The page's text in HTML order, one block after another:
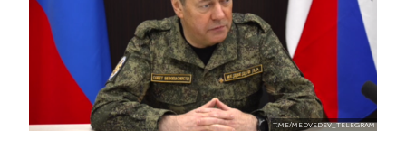
T.ME/MEDVEDEV_TELEGRAM